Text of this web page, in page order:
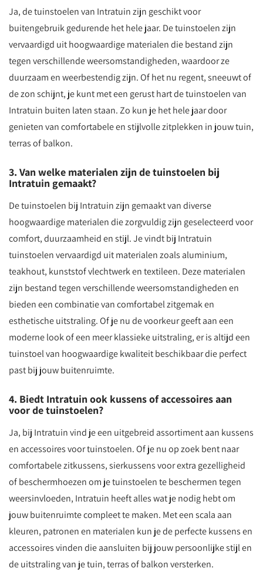
Ja, de tuinstoelen van Intratuin zijn geschikt voor
buitengebruik gedurende het hele jaar. De tuinstoelen zijn
vervaardigd uit hoogwaardige materialen die bestand zijn
tegen verschillende weersomstandigheden, waardoor ze
duurzaam en weerbestendig zijn. Of het nu regent, sneeuwt of
de zon schijnt, je kunt met een gerust hart de tuinstoelen van
Intratuin buiten laten staan. Zo kun je het hele jaar door
genieten van comfortabele en stijlvolle zitplekken in jouw tuin,
terras of balkon.
3. Van welke materialen zijn de tuinstoelen bij
Intratuin gemaakt?
De tuinstoelen bij Intratuin zijn gemaakt van diverse
hoogwaardige materialen die zorgvuldig zijn geselecteerd voor
comfort, duurzaamheid en stijl. Je vindt bij Intratuin
tuinstoelen vervaardigd uit materialen zoals aluminium,
teakhout, kunststof vlechtwerk en textileen. Deze materialen
zijn bestand tegen verschillende weersomstandigheden en
bieden een combinatie van comfortabel zitgemak en
esthetische uitstraling. Of je nu de voorkeur geeft aan een
moderne look of een meer klassieke uitstraling, er is altijd een
tuinstoel van hoogwaardige kwaliteit beschikbaar die perfect
past bij jouw buitenruimte.
4. Biedt Intratuin ook kussens of accessoires aan
voor de tuinstoelen?
Ja, bij Intratuin vind je een uitgebreid assortiment aan kussens
en accessoires voor tuinstoelen. Of je nu op zoek bent naar
comfortabele zitkussens, sierkussens voor extra gezelligheid
of beschermhoezen om je tuinstoelen te beschermen tegen
weersinvloeden, Intratuin heeft alles wat je nodig hebt om
jouw buitenruimte compleet te maken. Met een scala aan
kleuren, patronen en materialen kun je de perfecte kussens en
accessoires vinden die aansluiten bij jouw persoonlijke stijl en
de uitstraling van je tuin, terras of balkon versterken.